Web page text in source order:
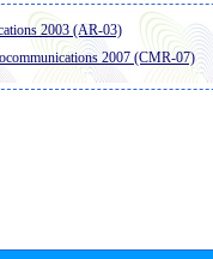
2003 (AR-03)
2007 (CMR-07)